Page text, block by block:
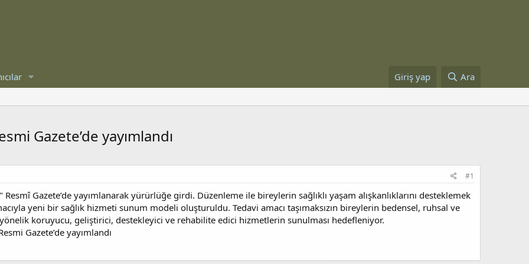
Giriş yap Ara
Gazete’de yayımlandı
#1
Gazete’de yayımlanarak yürürlüğe girdi. Düzenleme ile bireylerin sağlıklı yaşam alışkanlıklarını desteklemek
yeni bir sağlık hizmeti sunum modeli oluşturuldu. Tedavi amacı taşımaksızın bireylerin bedensel, ruhsal ve
koruyucu, geliştirici, destekleyici ve rehabilite edici hizmetlerin sunulması hedefleniyor.
Gazete’de yayımlandı